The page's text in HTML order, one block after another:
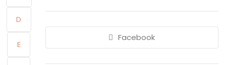
D
E
Facebook